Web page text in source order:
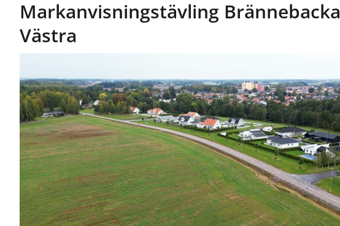
Markanvisningstävling Brännebacka
Västra